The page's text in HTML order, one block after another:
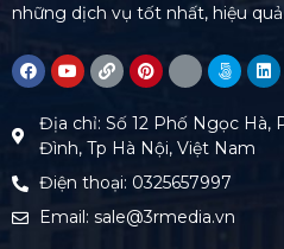
những dịch vụ tốt nhất, hiệu
Địa chỉ: Số 12 Phố Ngọc Hà,
Đình, Tp Hà Nội, Việt Nam
Điện thoại: 0325657997
Email: sale@3rmedia.vn